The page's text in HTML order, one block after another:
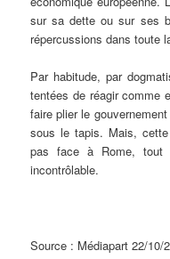
sur sa dette ou sur ses
répercussions dans toute
Par habitude, par
tentées de réagir comme
faire plier le
sous le tapis. Mais,
pas face à Rome, tout
incontrôlable.
Source : Médiapart 22/10/